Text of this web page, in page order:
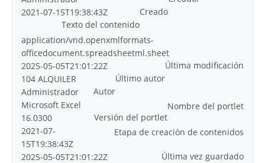
Creado
2021-07-15T19:38:43Z
Texto del contenido
application/vnd.openxmlformats-
officedocument.spreadsheetml.sheet
Última modificación
2025-05-05T21:01:22Z
Último autor
104 ALQUILER
Autor
Administrador
Nombre del portlet
Microsoft Excel
Versión del portlet
16.0300
Etapa de creación de contenidos
2021-07-
15T19:38:43Z
Última vez guardado
2025-05-05T21:01:22Z